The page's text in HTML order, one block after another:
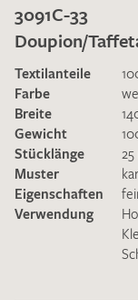
Ich bin damit
Die
3091C-33
Doupion/
Textilanteile
Farbe
Breite
Gewicht
Stücklänge
Muster
Eigenschaften
Verwendung